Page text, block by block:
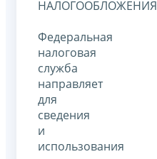
НАЛОГООБЛОЖЕНИЯ
Федеральная
налоговая
служба
направляет
для
сведения
и
использования